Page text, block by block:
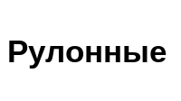
Рулонные